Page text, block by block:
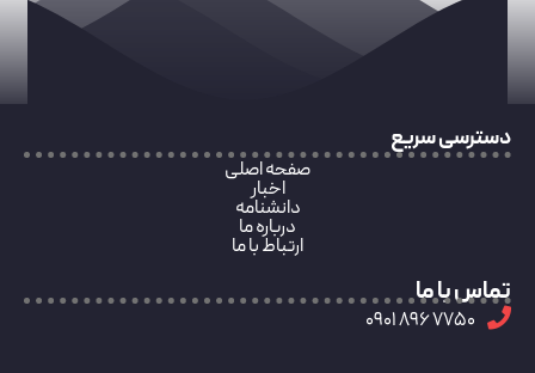
دسترسی سریع
صفحه اصلی
اخبار
دانشنامه
درباره ما
ارتباط با ما
تماس با ما
7750 896 0901